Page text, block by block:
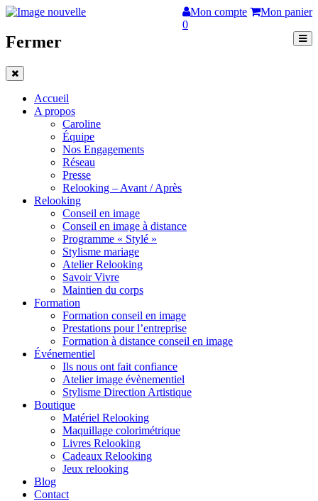
Mon compte
Mon panier
0
Fermer
Accueil
A propos
Caroline
Équipe
Nos Engagements
Réseau
Presse
Relooking – Avant / Après
Relooking
Conseil en image
Conseil en image à distance
Programme « Stylé »
Stylisme mariage
Atelier Relooking
Savoir Vivre
Maintien du corps
Formation
Formation conseil en image
Prestations pour l’entreprise
Formation à distance conseil en image
Événementiel
Ils nous ont fait confiance
Atelier image évènementiel
Stylisme Direction Artistique
Boutique
Matériel Relooking
Maquillage colorimétrique
Livres Relooking
Cadeaux Relooking
Jeux relooking
Blog
Contact